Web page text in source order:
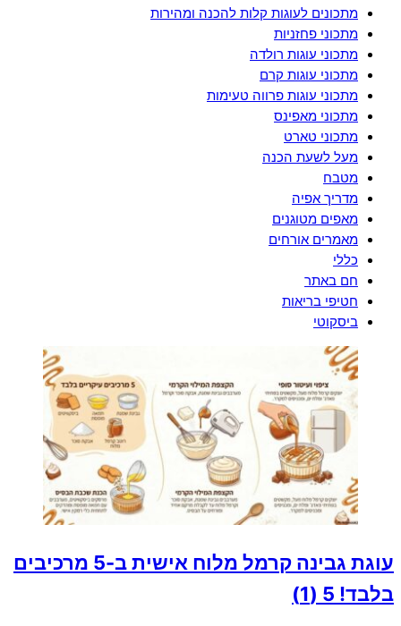
מתכונים לעוגות קלות להכנה ומהירות
מתכוני פחזניות
מתכוני עוגות רולדה
מתכוני עוגות קרם
מתכוני עוגות פרווה טעימות
מתכוני מאפינס
מתכוני טארט
מעל לשעת הכנה
מטבח
מדריך אפיה
מאפים מטוגנים
מאמרים אורחים
כללי
חם באתר
חטיפי בריאות
ביסקוטי
עוגת גבינה קרמל מלוח אישית ב-5 מרכיבים
בלבד! 5 (1)